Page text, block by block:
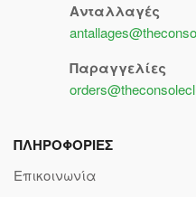
Ανταλλαγές
Παραγγελίες
ΠΛΗΡΟΦΟΡΙΕΣ
Επικοινωνία